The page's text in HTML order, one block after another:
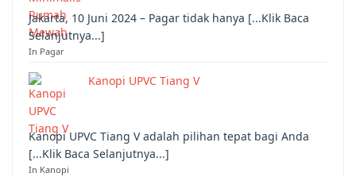
Jakarta, 10 Juni 2024 – Pagar tidak hanya [...Klik Baca
Selanjutnya...]
In Pagar
Kanopi UPVC Tiang V
Kanopi UPVC Tiang V adalah pilihan tepat bagi Anda
[...Klik Baca Selanjutnya...]
In Kanopi